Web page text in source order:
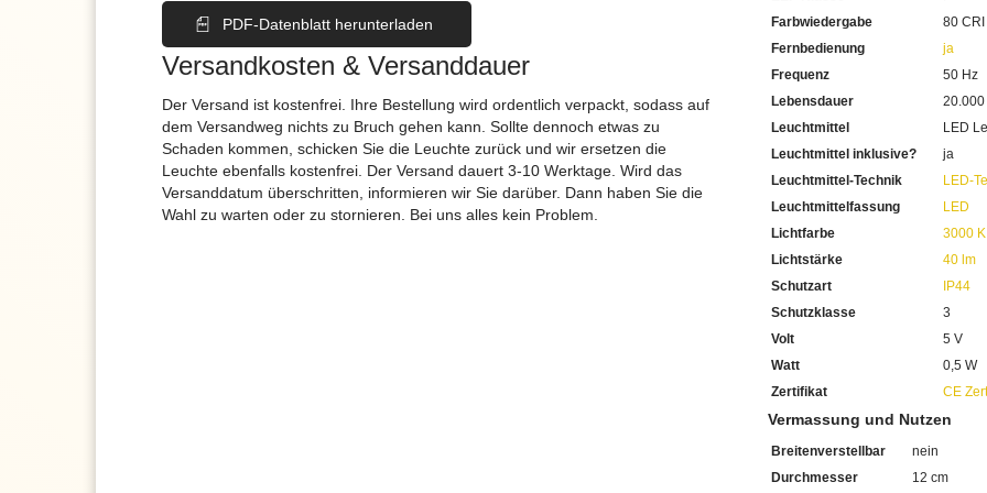
Inklusive 1 x 0,5 Watt RGB
1 x 0,5 Watt LED ist
Mit einer Lichtleistung von
80 CRI misst die
Sehen Sie auch abends die
Mit einer hohen
Bei Fragen, kontaktieren Sie
Erkundigen Sie sich bei
Wir freuen uns auf Ihre
PDF-Datenblatt herunterladen
Versandkosten & Versanddauer
Der Versand ist kostenfrei. Ihre Bestellung wird ordentlich verpackt, sodass auf
dem Versandweg nichts zu Bruch gehen kann. Sollte dennoch etwas zu
Schaden kommen, schicken Sie die Leuchte zurück und wir ersetzen die
Leuchte ebenfalls kostenfrei. Der Versand dauert 3-10 Werktage. Wird das
Versanddatum überschritten, informieren wir Sie darüber. Dann haben Sie die
Wahl zu warten oder zu stornieren. Bei uns alles kein Problem.
Farbwiedergabe
80 CRI
Fernbedienung
ja
Frequenz
50 Hz
Lebensdauer
20.000
Leuchtmittel
LED
Leuchtmittel inklusive?
ja
Leuchtmittel-Technik
LED-
Leuchtmittelfassung
LED
Lichtfarbe
3000 K
Lichtstärke
40 lm
Schutzart
IP44
Schutzklasse
3
Volt
5 V
Watt
0,5 W
Zertifikat
CE
Vermassung und Nutzen
Breitenverstellbar
nein
Durchmesser
12 cm